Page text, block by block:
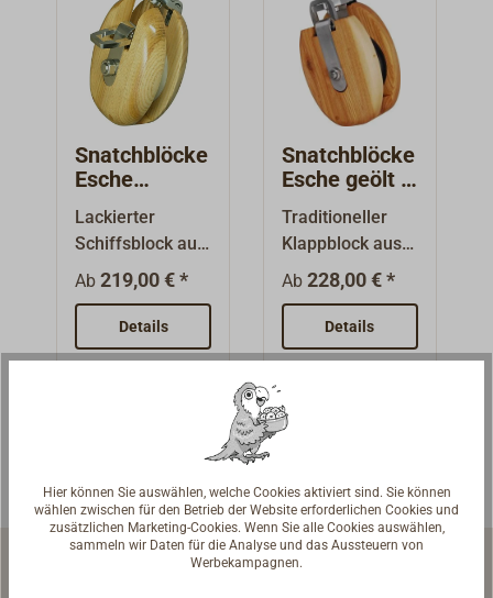
Snatchblöcke
Esche
lackiert/Edels
tahl
Lackierter
Schiffsblock aus
Eschenholz, als
aufklappbarer
Snatchblock.Mit
Wirbelauge aus
Polyamid (auf
Wunsch aus
Tufnol
Ab219,00 € *
Details
Snatchblöcke
Esche geölt /
Edelstahl
Traditioneller
Klappblock aus
geöltem
Eschenholz, mit
Wirbelauge.
Beschläge aus
(AISI316) mit
matt gestrahlter
den Eindruck
einer
Feuerverzinkung
vermittelt.
Ab 228,00 € *
Details
Hier können Sie auswählen, welche Cookies aktiviert sind. Sie können
wählen zwischen für den Betrieb der Website erforderlichen Cookies und
zusätzlichen Marketing-Cookies. Wenn Sie alle Cookies auswählen,
sammeln wir Daten für die Analyse und das Aussteuern von
Werbekampagnen.